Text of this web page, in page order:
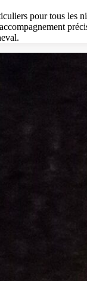
pour tous les